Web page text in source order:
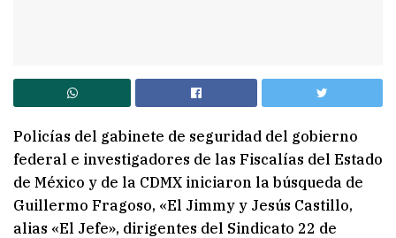
Policías del gabinete de seguridad del gobierno
federal e investigadores de las Fiscalías del Estado
de México y de la CDMX iniciaron la búsqueda de
Guillermo Fragoso, «El Jimmy y Jesús Castillo,
alias «El Jefe», dirigentes del Sindicato 22 de